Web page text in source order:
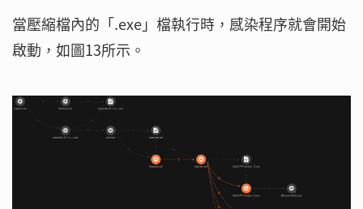
當壓縮檔內的「.exe」檔執行時，感染程序就會開始
啟動，如圖13所示。